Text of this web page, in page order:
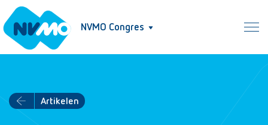
NVMO Congres
Artikelen